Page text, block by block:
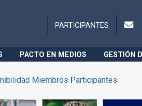
PARTICIPANTES
PACTO EN MEDIOS GESTIÓN
Miembros Participantes